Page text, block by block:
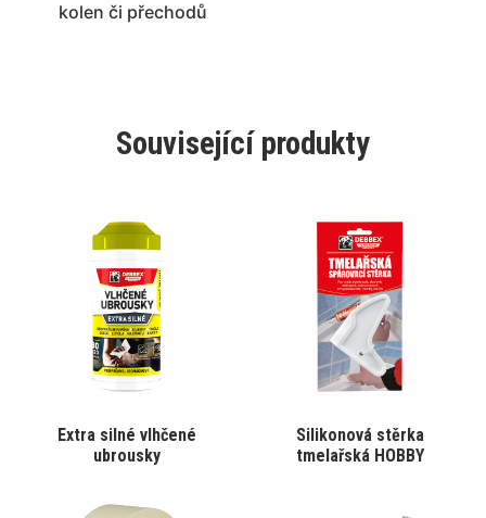
kolen či přechodů
Související produkty
VYBRAT VARIANTU
Tento
produktExtra silné vlhčené
ubrousky
VYBRAT VARIANTU
Tento
produktSilikonová stěrka
tmelařská HOBBY